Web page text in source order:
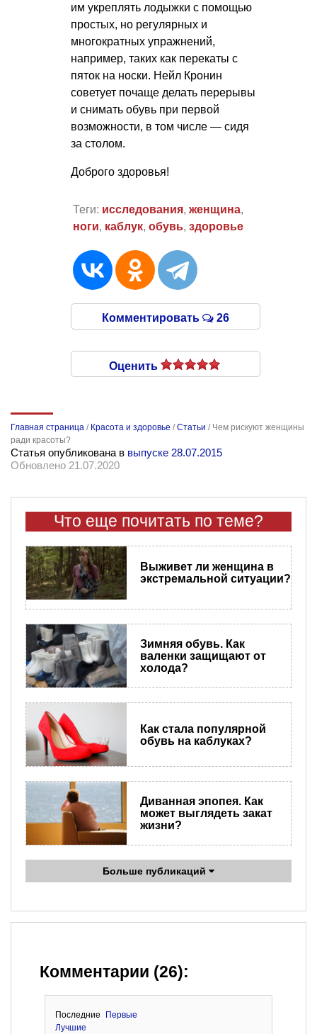
им укреплять лодыжки с помощью
простых, но регулярных и
многократных упражнений,
например, таких как перекаты с
пяток на носки. Нейл Кронин
советует почаще делать перерывы
и снимать обувь при первой
возможности, в том числе — сидя
за столом.
Доброго здоровья!
Теги: исследования, женщина,
ноги, каблук, обувь, здоровье
Комментировать 26
Оценить
Главная страница / Красота и здоровье /Статьи / Чем рискуют женщины
ради красоты?
Статья опубликована в выпуске 28.07.2015
Обновлено 21.07.2020
Что еще почитать по теме?
Выживет ли женщина в
экстремальной ситуации?
Зимняя обувь. Как
валенки защищают от
холода?
Как стала популярной
обувь на каблуках?
Диванная эпопея. Как
может выглядеть закат
жизни?
Больше публикаций
Комментарии (26):
Последние
Первые
Лучшие